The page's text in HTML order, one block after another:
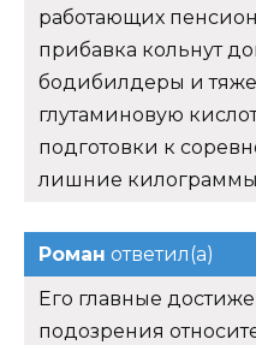
работающих
прибавка кольнут
бодибилдеры и
глутаминовую
подготовки к
лишние килограммы
Роман ответил(а)
Его главные
подозрения